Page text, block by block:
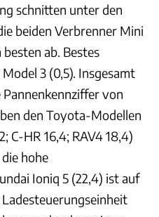
schnitten unter den
beiden Verbrenner Mini
ab. Bestes
3 (0,5). Insgesamt
von
den Toyota-Modellen
C-HR 16,4; RAV4 18,4)
hohe
Ioniq 5 (22,4) ist auf